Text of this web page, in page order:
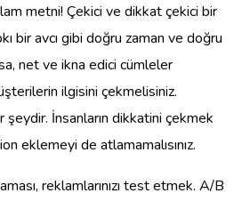
metni! Çekici ve dikkat çekici bir
bir avcı gibi doğru zaman ve doğru
net ve ikna edici cümleler
ilgisini çekmelisiniz.
şeydir. İnsanların dikkatini çekmek
eklemeyi de atlamamalısınız.
reklamlarınızı test etmek. A/B